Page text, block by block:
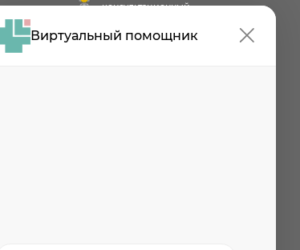
Виртуальный помощник
консультационный